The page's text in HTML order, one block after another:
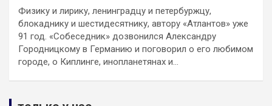
Физику и лирику, ленинградцу и петербуржцу,
блокаднику и шестидесятнику, автору «Атлантов» уже
91 год. «Собеседник» дозвонился Александру
Городницкому в Германию и поговорил о его любимом
городе, о Киплинге, инопланетянах и…